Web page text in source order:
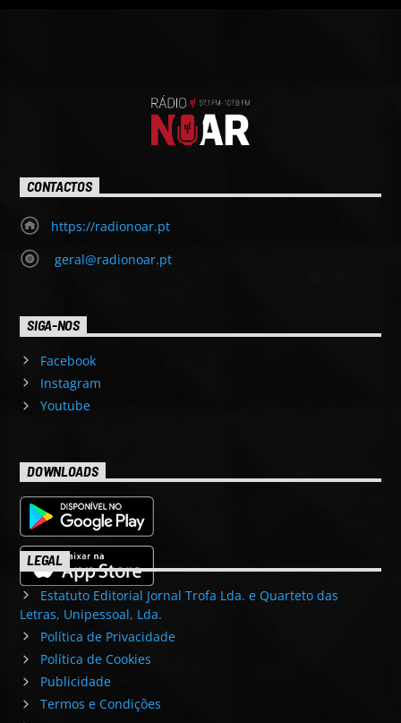
CONTACTOS
https://radionoar.pt
geral@radionoar.pt
SIGA-NOS
Facebook
Instagram
Youtube
DOWNLOADS
LEGAL
Estatuto Editorial Jornal Trofa Lda. e Quarteto das
Letras, Unipessoal, Lda.
Política de Privacidade
Política de Cookies
Publicidade
Termos e Condições